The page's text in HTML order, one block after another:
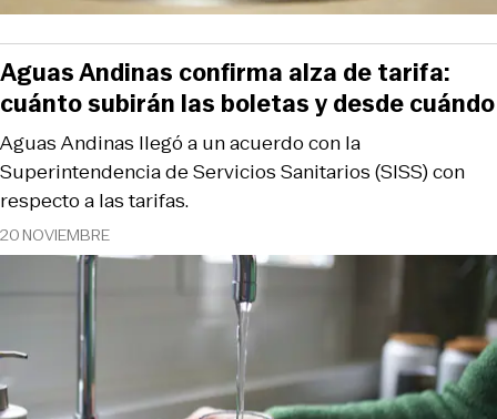
20 NOVIEMBRE
Aguas Andinas llegó a un acuerdo con la
Superintendencia de Servicios Sanitarios (SISS) con
respecto a las tarifas.
Aguas Andinas confirma alza de tarifa:
cuánto subirán las boletas y desde cuándo